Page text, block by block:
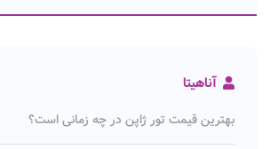
آناهیتا
بهترین قیمت تور ژاپن در چه زمانی است؟